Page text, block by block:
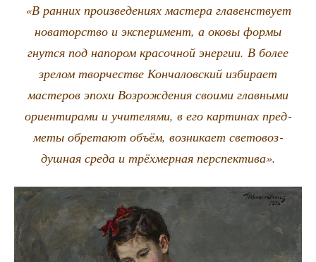
«В ран­них про­из­ве­де­ни­ях масте­ра гла­вен­ству­ет
нова­тор­ство и экс­пе­ри­мент, а око­вы фор­мы
гнут­ся под напо­ром кра­соч­ной энер­гии. В более
зре­лом твор­че­стве Кон­ча­лов­ский изби­ра­ет
масте­ров эпо­хи Воз­рож­де­ния сво­и­ми глав­ны­ми
ори­ен­ти­ра­ми и учи­те­ля­ми, в его кар­ти­нах пред­
ме­ты обре­та­ют объ­ём, воз­ни­ка­ет све­то­воз­
душ­ная сре­да и трёх­мер­ная перспектива».